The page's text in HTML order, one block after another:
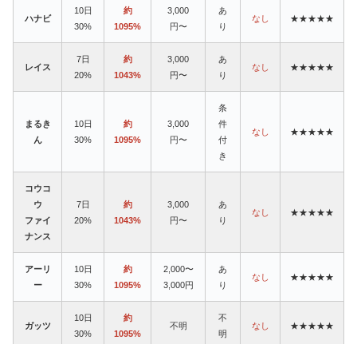
ハナビ
10日
30%
約
1095%
3,000
円〜
あ
り
なし ★★★★★
レイス
7日
20%
約
1043%
3,000
円〜
あ
り
なし ★★★★★
まるき
ん
10日
30%
約
1095%
3,000
円〜
条
件
付
き
なし ★★★★★
コウコ
ウ
ファイ
ナンス
7日
20%
約
1043%
3,000
円〜
あ
り
なし ★★★★★
アーリ
ー
10日
30%
約
1095%
2,000〜
3,000円
あ
り
なし ★★★★★
ガッツ
10日
30%
約
1095%
不明
不
明
なし ★★★★★